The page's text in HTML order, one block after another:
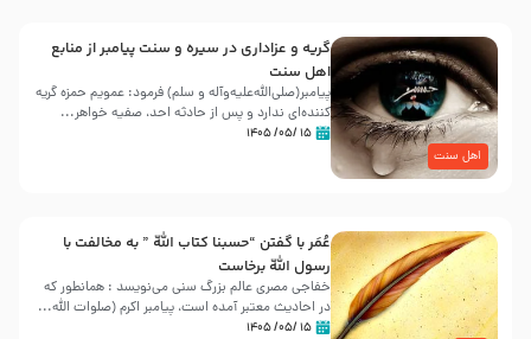
اهل سنت
گریه و عزاداری در سیره و سنت پیامبر از منابع
اهل سنت
پیامبر(صلی‌الله‌علیه‌وآله و سلم) فرمود: عمویم حمزه گریه
کننده‌ای ندارد و پس از حادثه احد، صفیه خواهر...
۱۵ /۰۵/ ۱۴۰۵
عُمَر با گفتن “حسبنا كتاب اللّه ” به مخالفت با
رسول اللّه برخاست
خفاجی مصری عالم بزرگ سنی می‌نویسد : همانطور که
در احادیث معتبر آمده است، پیامبر اکرم (صلوات اللّه...
۱۵ /۰۵/ ۱۴۰۵